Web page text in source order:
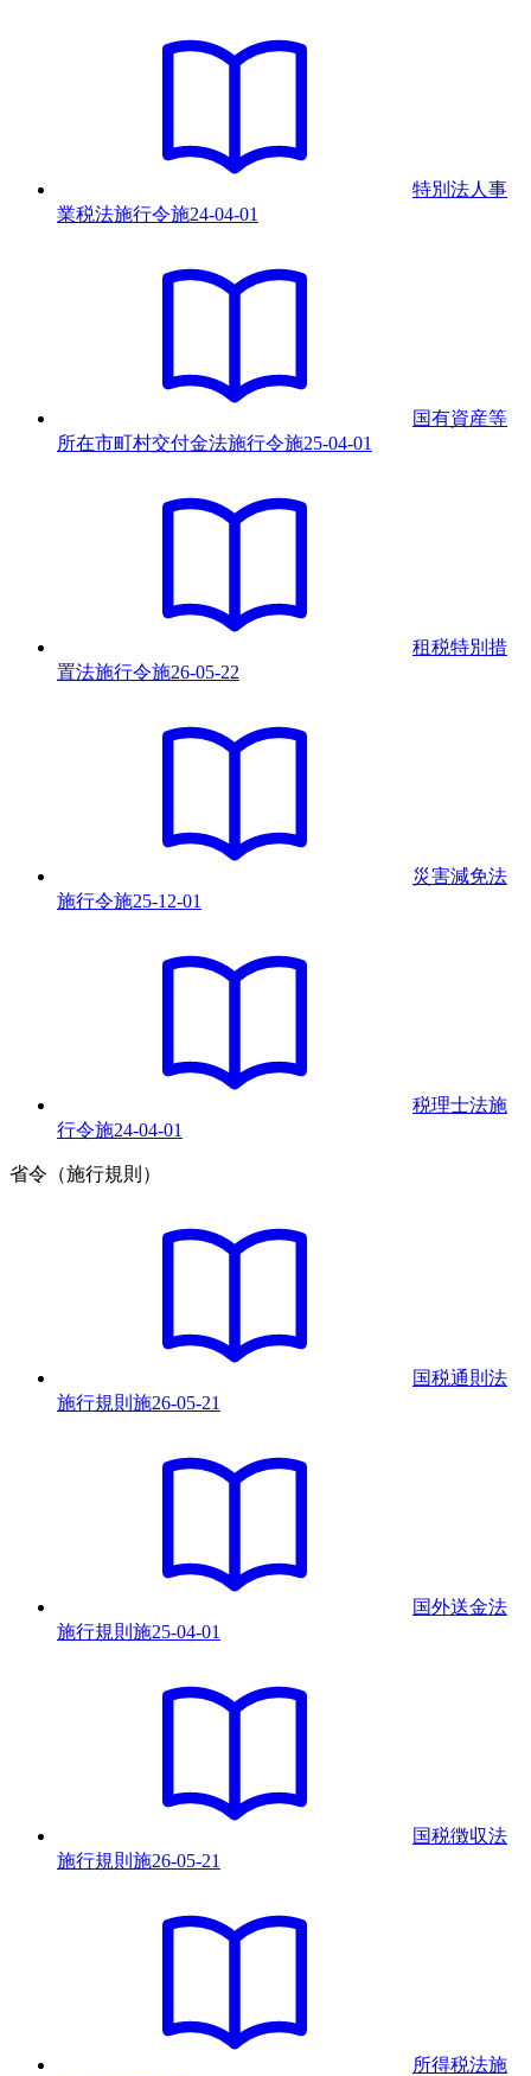
特別法人事
業税法施行令施24-04-01
国有資産等
所在市町村交付金法施行令施25-04-01
租税特別措
置法施行令施26-05-22
災害減免法
施行令施25-12-01
税理士法施
行令施24-04-01
省令（施行規則）
国税通則法
施行規則 施26-05-21
国外送金法
施行規則 施25-04-01
国税徴収法
施行規則 施26-05-21
所得税法施